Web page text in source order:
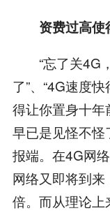
资费过高使
“忘了关4G，
了”、“4G速度
得让你置身十
早已是见怪不怪
报端。在4G网
网络又即将到
倍。而从理论